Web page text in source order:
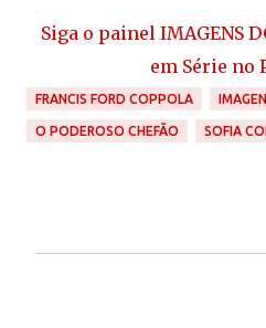
Siga o painel IMAGENS
em Série no
FRANCIS FORD COPPOLA
O PODEROSO CHEFÃO SOFIA